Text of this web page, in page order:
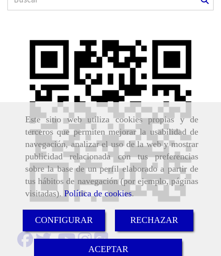
Este sitio web utiliza cookies propias y de
terceros que permiten mejorar la usabilidad de
navegación, analizar el uso de la web y mostrar
publicidad relacionada con tus preferencias
sobre la base de un perfil elaborado a partir de
tus hábitos de navegación (por ejemplo, páginas
visitadas). Política de cookies.
CONFIGURAR RECHAZAR
ACEPTAR